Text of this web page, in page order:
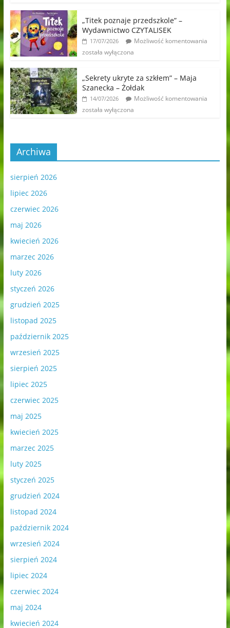
„Titek poznaje przedszkole” –
Wydawnictwo CZYTALISEK
17/07/2026
Możliwość komentowania
została wyłączona
„Sekrety ukryte za szkłem” – Maja
Szanecka – Żołdak
14/07/2026
Możliwość komentowania
została wyłączona
Archiwa
sierpień 2026
lipiec 2026
czerwiec 2026
maj 2026
kwiecień 2026
marzec 2026
luty 2026
styczeń 2026
grudzień 2025
listopad 2025
październik 2025
wrzesień 2025
sierpień 2025
lipiec 2025
czerwiec 2025
maj 2025
kwiecień 2025
marzec 2025
luty 2025
styczeń 2025
grudzień 2024
listopad 2024
październik 2024
wrzesień 2024
sierpień 2024
lipiec 2024
czerwiec 2024
maj 2024
kwiecień 2024